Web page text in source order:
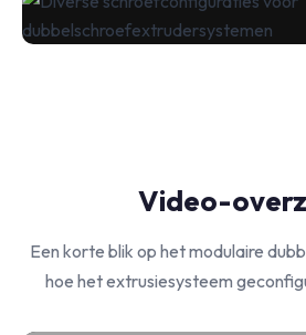
Video-
Een korte blik op het modulaire
hoe het extrusiesysteem